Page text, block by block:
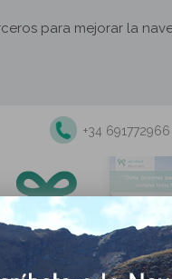
para mejorar la
+34 691772966
Excursiones y actividades